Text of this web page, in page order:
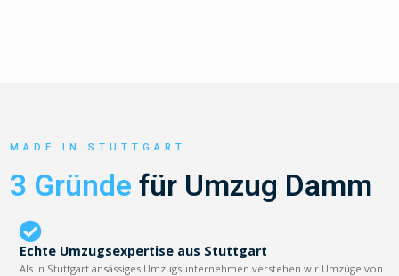
MADE IN STUTTGART
3 Gründe für Umzug Damm
Echte Umzugsexpertise aus Stuttgart
Als in Stuttgart ansässiges Umzugsunternehmen verstehen wir Umzüge von